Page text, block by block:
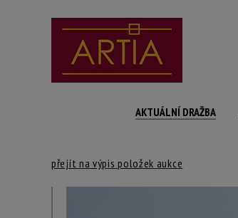
AKTUÁLNÍ DRAŽBA
přejít na výpis položek aukce